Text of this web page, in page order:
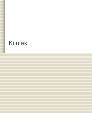
Kontakt